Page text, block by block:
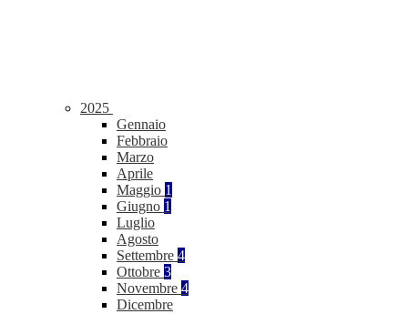
2025
Gennaio
Febbraio
Marzo
Aprile
Maggio 1
Giugno 1
Luglio
Agosto
Settembre 4
Ottobre 3
Novembre 4
Dicembre